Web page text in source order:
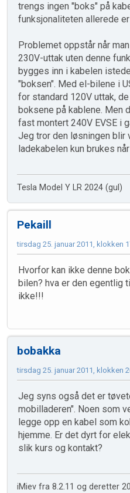
trengs ingen "boks" på
funksjonaliteten allerede
Problemet oppstår når
230V-uttak uten denne
bygges inn i kabelen
"boksen". Med el-bilene i
for standard 120V uttak,
boksene på kablene. Men
fast montert 240V EVSE i
Jeg tror den løsningen blir
ladekabelen kun brukes
Tesla Model Y LR 2024 (gul)
Pekaill
tirsdag 25. januar 2011, klokken
Hvorfor kan ikke denne
bilen? hva er den egentlig
ikke!!!
bobakka
tirsdag 25. januar 2011, klokken
Jeg syns også det er
mobilladeren". Noen som
legge opp en kabel som
hjemme. Er det dyrt for
slik kurs og kontakt?
iMiev fra 8.2.11 og deretter